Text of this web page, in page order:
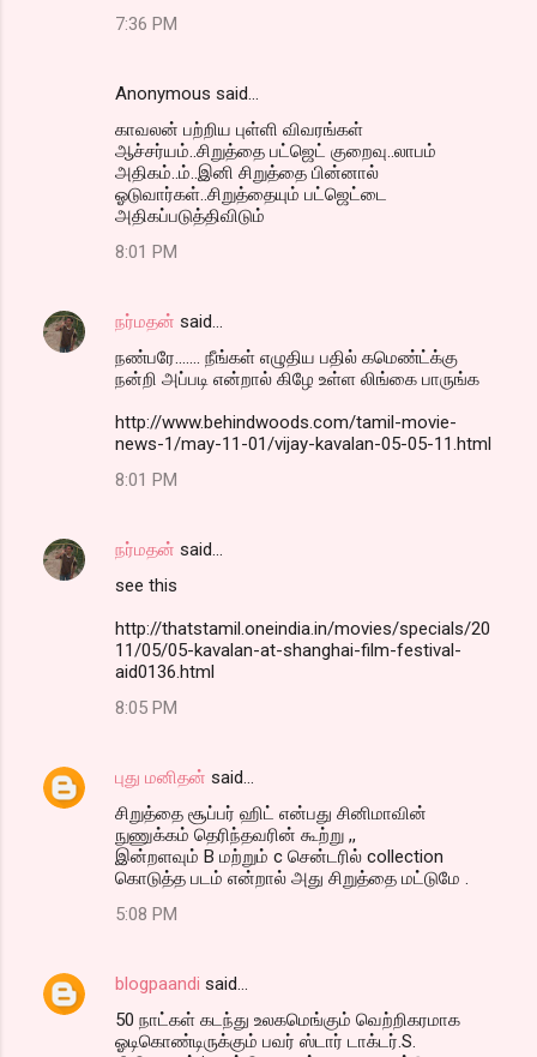
7:36 PM
Anonymous said…
காவலன் பற்றிய புள்ளி விவரங்கள்
ஆச்சர்யம்..சிறுத்தை பட்ஜெட் குறைவு..லாபம்
அதிகம்..ம்..இனி சிறுத்தை பின்னால்
ஓடுவார்கள்..சிறுத்தையும் பட்ஜெட்டை
அதிகப்படுத்திவிடும்
8:01 PM
நர்மதன் said…
நண்பரே....... நீங்கள் எழுதிய பதில் கமெண்ட்க்கு
நன்றி அப்படி என்றால் கிழே உள்ள லிங்கை பாருங்க
http://www.behindwoods.com/tamil-movie-
news-1/may-11-01/vijay-kavalan-05-05-11.html
8:01 PM
நர்மதன் said…
see this
http://thatstamil.oneindia.in/movies/specials/20
11/05/05-kavalan-at-shanghai-film-festival-
aid0136.html
8:05 PM
புது மனிதன் said…
சிறுத்தை சூப்பர் ஹிட் என்பது சினிமாவின்
நுணுக்கம் தெரிந்தவரின் கூற்று ,,
இன்றளவும் B மற்றும் c சென்டரில் collection
கொடுத்த படம் என்றால் அது சிறுத்தை மட்டுமே .
5:08 PM
blogpaandi said…
50 நாட்கள் கடந்து உலகமெங்கும் வெற்றிகரமாக
ஓடிகொண்டிருக்கும் பவர் ஸ்டார் டாக்டர்.S.